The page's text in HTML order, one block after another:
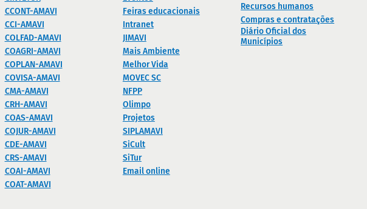
CCONT-AMAVI
CCI-AMAVI
COLFAD-AMAVI
COAGRI-AMAVI
COPLAN-AMAVI
COVISA-AMAVI
CMA-AMAVI
CRH-AMAVI
COAS-AMAVI
COJUR-AMAVI
CDE-AMAVI
CRS-AMAVI
COAI-AMAVI
COAT-AMAVI
Feiras educacionais
Intranet
JIMAVI
Mais Ambiente
Melhor Vida
MOVEC SC
NFPP
Olimpo
Projetos
SIPLAMAVI
SiCult
SiTur
Email online
Recursos humanos
Compras e contratações
Diário Oficial dos
Municípios